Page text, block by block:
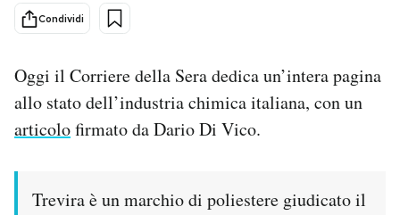
Cultura
Economia
PODCAST
NEWSLETTER
Condividi
Oggi il Corriere della Sera dedica un’intera pagina
allo stato dell’industria chimica italiana, con un
articolofirmato da Dario Di Vico.
Trevira è un marchio di poliestere giudicato il